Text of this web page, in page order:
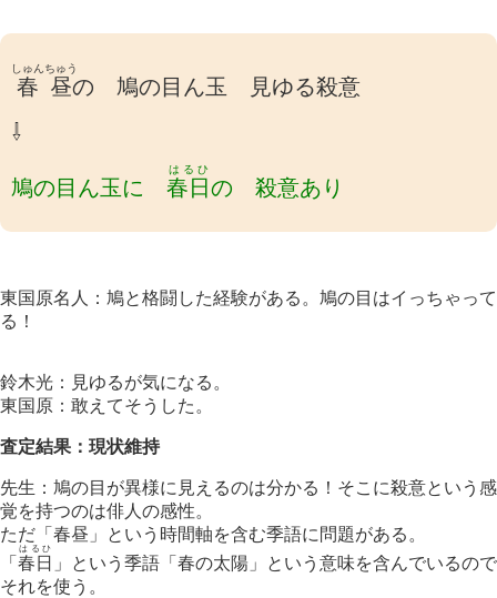
春昼
しゅんちゅう
の 鳩の目ん玉 見ゆる殺意
⇩
鳩の目ん玉に 春日
はるひ
の 殺意あり
東国原名人：鳩と格闘した経験がある。鳩の目はイっちゃって
る！
鈴木光：見ゆるが気になる。
東国原：敢えてそうした。
査定結果：現状維持
先生：鳩の目が異様に見えるのは分かる！そこに殺意という感
覚を持つのは俳人の感性。
ただ「春昼」という時間軸を含む季語に問題がある。
「 春日
はるひ
」という季語「春の太陽」という意味を含んでいるので
それを使う。